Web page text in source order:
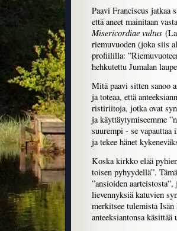
Paavi Franciscus jatkaa
että aneet mainitaan
Misericordiae vultus
riemuvuoden (joka siis
profiililla:
hehkutettu Jumalan
Mitä paavi sitten sanoo
ja toteaa, että
ristiriitoja, jotka ovat
ja käyttäytymiseemme
suurempi - se
ja tekee hänet
Koska kirkko elää
toisen pyhyydellä”.
”ansioiden
lievennyksiä katuvien
merkitsee tulemista Isän
anteeksiantonsa käsittää